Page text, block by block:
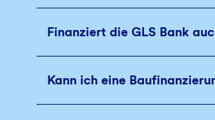
Finanziert die GLS Bank
Kann ich eine